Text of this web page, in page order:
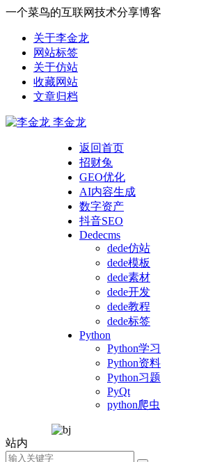
一个菜鸟的互联网技术分享博客
关于李金龙
网站标签
关于仿站
收藏网站
文章归档
李金龙
返回首页
招财兔
GEO优化
AI内容生成
数字资产
抖音SEO
Dedecms
dede仿站
dede模板
dede素材
dede开发
dede教程
dede标签
Python
Python学习
Python资料
Python习题
PyQt
python爬虫
站内